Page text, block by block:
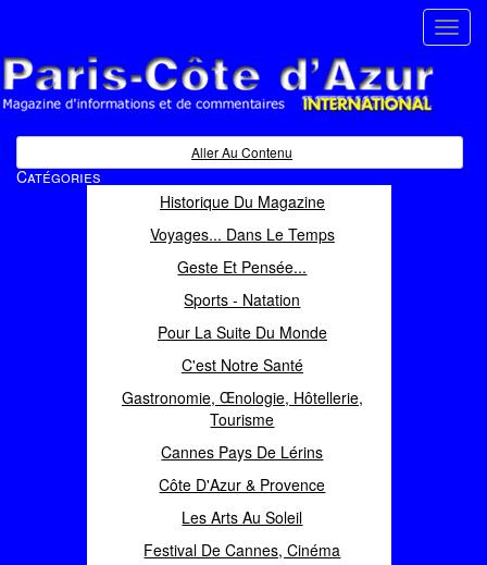
Magazine d'informations et de commentaires
Aller Au Contenu
Catégories
Historique Du Magazine
Voyages... Dans Le Temps
Geste Et Pensée...
Sports - Natation
Pour La Suite Du Monde
C'est Notre Santé
Gastronomie, Œnologie, Hôtellerie,
Tourisme
Cannes Pays De Lérins
Côte D'Azur & Provence
Les Arts Au Soleil
Festival De Cannes, Cinéma